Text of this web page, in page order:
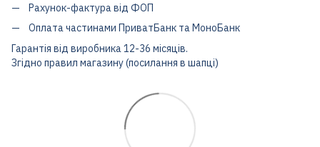
Рахунок-фактура від ФОП
Оплата частинами ПриватБанк та МоноБанк
Гарантія від виробника 12-36 місяців.
Згідно правил магазину (посилання в шапці)